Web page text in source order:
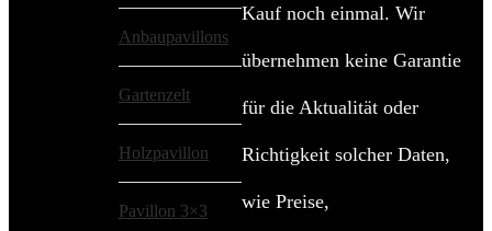
Anbaupavillons
Gartenzelt
Holzpavillon
Pavillon 3×3
Kauf noch einmal. Wir
übernehmen keine Garantie
für die Aktualität oder
Richtigkeit solcher Daten,
wie Preise,